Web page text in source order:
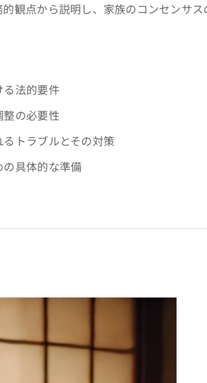
観点から説明し、家族のコンセンサ
る法的要件
整の必要性
トラブルとその対策
の具体的な準備